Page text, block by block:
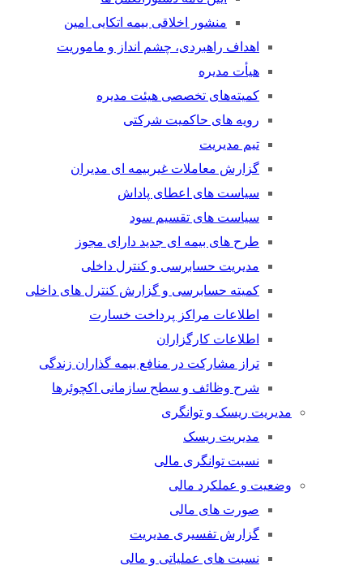
منشور اخلاقی بیمه اتکایی امین
اهداف راهبردی، چشم انداز و ماموریت
هیأت مدیره
کمیته‌های تخصصی هیئت مدیره
رویه های حاکمیت شرکتی
تیم مدیریت
گزارش معاملات غیربیمه ای مدیران
سیاست های اعطای پاداش
سیاست های تقسیم سود
طرح های بیمه ای جدید دارای مجوز
مدیریت حسابرسی و کنترل داخلی
کمیته حسابرسی و گزارش کنترل های داخلی
اطلاعات مراکز پرداخت خسارت
اطلاعات کارگزاران
تراز مشارکت در منافع بیمه گذاران زندگی
شرح وظائف و سطح سازمانی اکچوئرها
مدیریت ریسک و توانگری
مدیریت ریسک
نسبت توانگری مالی
وضعیت و عملکرد مالی
صورت های مالی
گزارش تفسیری مدیریت
نسبت های عملیاتی و مالی